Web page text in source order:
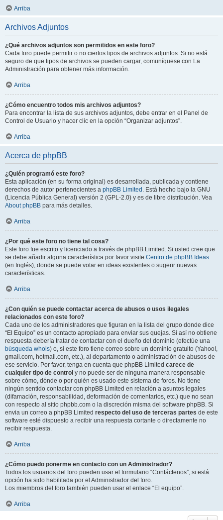
Arriba
Archivos Adjuntos
¿Qué archivos adjuntos son permitidos en este foro?
Cada foro puede permitir o no ciertos tipos de archivos adjuntos. Si no está
seguro de que tipos de archivos se pueden cargar, comuníquese con La
Administración para obtener más información.
Arriba
¿Cómo encuentro todos mis archivos adjuntos?
Para encontrar la lista de sus archivos adjuntos, debe entrar en el Panel de
Control de Usuario y hacer clic en la opción “Organizar adjuntos”.
Arriba
Acerca de phpBB
¿Quién programó este foro?
Esta aplicación (en su forma original) es desarrollada, publicada y contiene
derechos de autor pertenecientes a phpBB Limited . Está hecho bajo la GNU
(Licencia Pública General) versión 2 (GPL-2.0) y es de libre distribución. Vea
About phpBB para más detalles.
Arriba
¿Por qué este foro no tiene tal cosa?
Este foro fue escrito y licenciado a través de phpBB Limited. Si usted cree que
se debe añadir alguna característica por favor visite Centro de phpBB Ideas
(en Inglés), donde se puede votar en ideas existentes o sugerir nuevas
características.
Arriba
¿Con quién se puede contactar acerca de abusos o usos ilegales
relacionados con este foro?
Cada uno de los administradores que figuran en la lista del grupo donde dice
“El Equipo” es un contacto apropiado para enviar sus quejas. Si así no obtiene
respuesta debería tratar de contactar con el dueño del dominio (efectúe una
búsqueda whois) o, si este foro tiene correo sobre un dominio gratuito (Yahoo!,
gmail.com, hotmail.com, etc.), al departamento o administración de abusos de
ese servicio. Por favor, tenga en cuenta que phpBB Limited carece de
cualquier tipo de control y no puede ser de ninguna manera responsable
sobre cómo, dónde o por quién es usado este sistema de foros. No tiene
ningún sentido contactar con phpBB Limited en relación a asuntos legales
(difamación, responsabilidad, deformación de comentarios, etc.) que no sean
con respecto al sitio phpbb.com o la discreción misma del software phpBB. Si
envia un correo a phpBB Limited respecto del uso de terceras partes de este
software esté dispuesto a recibir una respuesta cortante o directamente no
recibir respuesta.
Arriba
¿Cómo puedo ponerme en contacto con un Administrador?
Todos los usuarios del foro pueden usar el formulario “Contáctenos”, si está
opción ha sido habilitada por el Administrador del foro.
Los miembros del foro también pueden usar el enlace “El equipo”.
Arriba